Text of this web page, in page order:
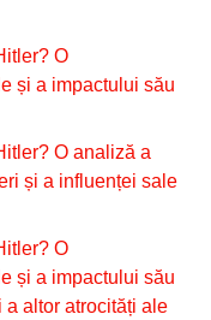
O
și a impactului său
O analiză a
și a influenței sale
O
și a impactului său
altor atrocități ale